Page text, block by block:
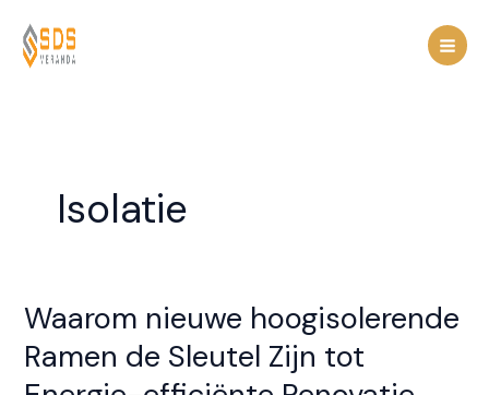
naar
Isolatie
Waarom nieuwe hoogisolerende
Ramen de Sleutel Zijn tot